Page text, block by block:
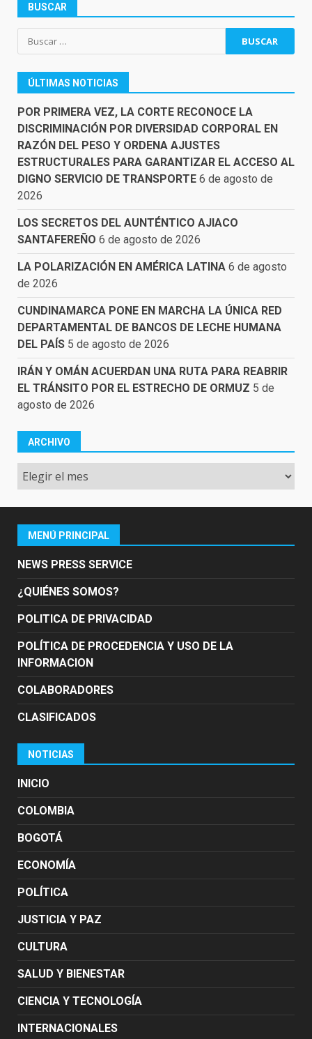
BUSCAR
Buscar:
ÚLTIMAS NOTICIAS
POR PRIMERA VEZ, LA CORTE RECONOCE LA
DISCRIMINACIÓN POR DIVERSIDAD CORPORAL EN
RAZÓN DEL PESO Y ORDENA AJUSTES
ESTRUCTURALES PARA GARANTIZAR EL ACCESO AL
DIGNO SERVICIO DE TRANSPORTE 6 de agosto de
2026
LOS SECRETOS DEL AUNTÉNTICO AJIACO
SANTAFEREÑO 6 de agosto de 2026
LA POLARIZACIÓN EN AMÉRICA LATINA 6 de agosto
de 2026
CUNDINAMARCA PONE EN MARCHA LA ÚNICA RED
DEPARTAMENTAL DE BANCOS DE LECHE HUMANA
DEL PAÍS 5 de agosto de 2026
IRÁN Y OMÁN ACUERDAN UNA RUTA PARA REABRIR
EL TRÁNSITO POR EL ESTRECHO DE ORMUZ 5 de
agosto de 2026
ARCHIVO
Archivo
MENÚ PRINCIPAL
NEWS PRESS SERVICE
¿QUIÉNES SOMOS?
POLITICA DE PRIVACIDAD
POLÍTICA DE PROCEDENCIA Y USO DE LA
INFORMACION
COLABORADORES
CLASIFICADOS
NOTICIAS
INICIO
COLOMBIA
BOGOTÁ
ECONOMÍA
POLÍTICA
JUSTICIA Y PAZ
CULTURA
SALUD Y BIENESTAR
CIENCIA Y TECNOLOGÍA
INTERNACIONALES